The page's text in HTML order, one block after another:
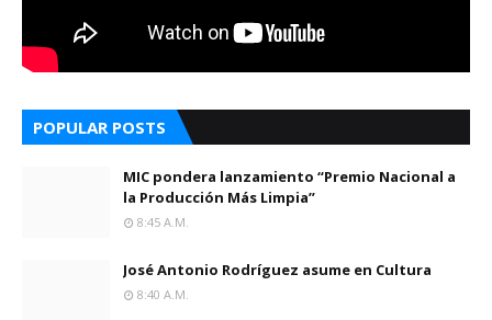
POPULAR POSTS
MIC pondera lanzamiento “Premio Nacional a
la Producción Más Limpia”
8:45 A.m.
José Antonio Rodríguez asume en Cultura
8:40 A.m.